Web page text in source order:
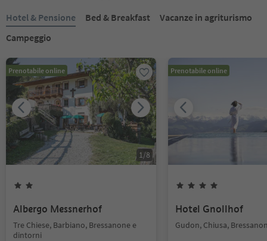
Hotel & Pensione Bed & Breakfast
Vacanze in agriturismo
Campeggio
Prenotabile online
1/8
Albergo Messnerhof
Tre Chiese, Barbiano, Bressanone e
dintorni
Prenotabile online
Hotel Gnollhof
Gudon, Chiusa,